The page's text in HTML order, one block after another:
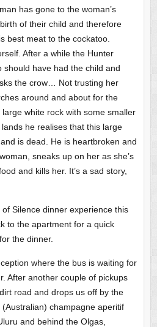
has gone to the woman’s
of their child and therefore
best meat to the cockatoo.
After a while the Hunter
should have had the child and
the crow… Not trusting her
around and about for the
white rock with some smaller
he realises that this large
is dead. He is heartbroken and
sneaks up on her as she’s
and kills her. It’s a sad story,
of Silence dinner experience this
to the apartment for a quick
the dinner.
where the bus is waiting for
After another couple of pickups
road and drops us off by the
champagne aperitif
and behind the Olgas,